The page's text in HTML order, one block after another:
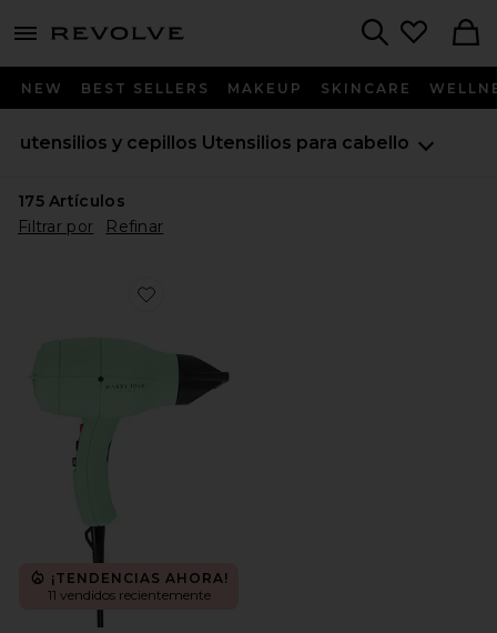
menu - shows more content
NEW BEST SELLERS MAKEUP SKINCARE
utensilios y cepillos Utensilios para cabello
175Artículos
Filtrar por
Refinar
Favorite SECADOR DE PELO HARRY JOSH PRO
¡TENDENCIAS AHORA!
11 vendidos recientemente